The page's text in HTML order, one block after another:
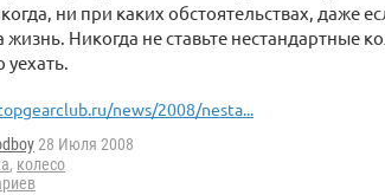
ни при каких обстоятельствах, даже
жизнь. Никогда не ставьте нестандартные
уехать.
news/2008/nesta...
28 Июля 2008
, колесо